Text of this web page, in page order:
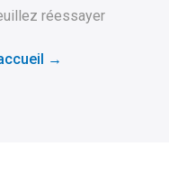
réessayer
→